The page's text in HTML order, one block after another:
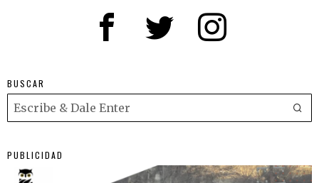
BUSCAR
PUBLICIDAD